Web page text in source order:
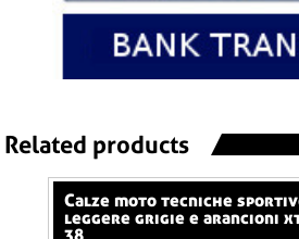
Related products
calze moto tecniche sportive estive
leggere grigie e arancioni